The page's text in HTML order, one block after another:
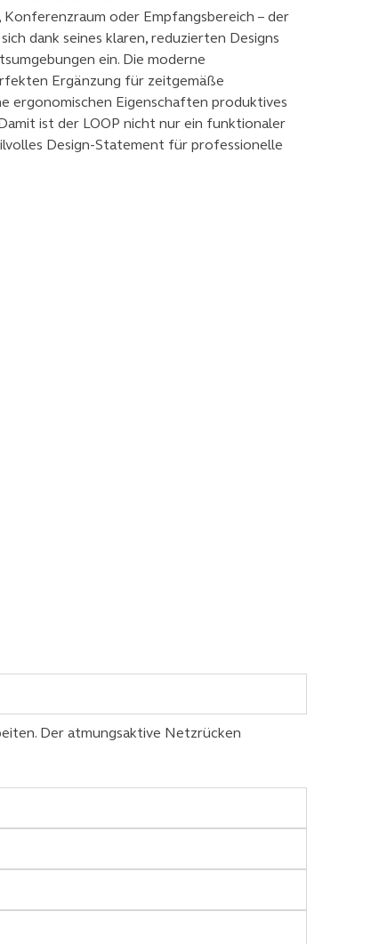
oder Empfangsbereich – der
dank seines klaren, reduzierten Designs
ein. Die moderne
Ergänzung für zeitgemäße
ergonomischen Eigenschaften produktives
ist der LOOP nicht nur ein funktionaler
Design-Statement für professionelle
Der atmungsaktive Netzrücken